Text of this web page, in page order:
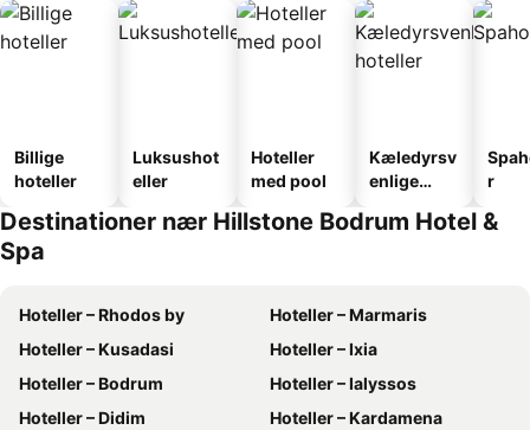
Billige
hoteller
Luksushot
eller
Hoteller
med pool
Kæledyrsv
enlige
r
Destinationer nær Hillstone Bodrum Hotel &
Spa
Hoteller – Rhodos by
Hoteller – Marmaris
Hoteller – Kusadasi
Hoteller – Ixia
Hoteller – Bodrum
Hoteller – Ialyssos
Hoteller – Didim
Hoteller – Kardamena